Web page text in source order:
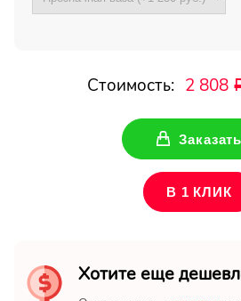
Чтобы первыми узнать о
Стоимость: 2 808
Заказать
В 1 КЛИК
Хотите еще